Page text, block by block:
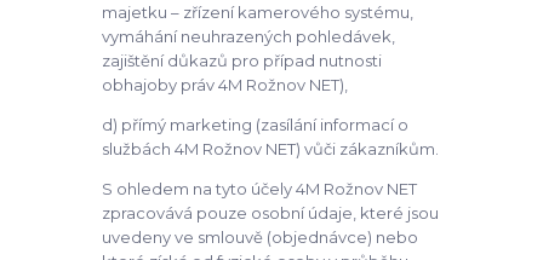
majetku – zřízení kamerového systému,
vymáhání neuhrazených pohledávek,
zajištění důkazů pro případ nutnosti
obhajoby práv 4M Rožnov NET),
d) přímý marketing (zasílání informací o
službách 4M Rožnov NET) vůči zákazníkům.
S ohledem na tyto účely 4M Rožnov NET
zpracovává pouze osobní údaje, které jsou
uvedeny ve smlouvě (objednávce) nebo